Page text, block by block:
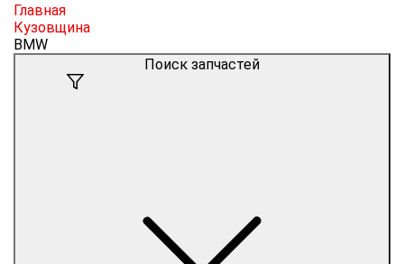
Главная
Кузовщина
BMW
Поиск запчастей